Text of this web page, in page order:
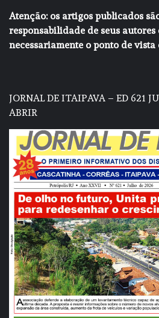
Atenção: os artigos publicados
responsabilidade de seus autores
necessariamente o ponto de vista
JORNAL DE ITAIPAVA – ED 621
ABRIR